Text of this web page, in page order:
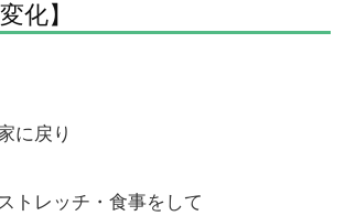
化】
に戻り
トレッチ・食事をして